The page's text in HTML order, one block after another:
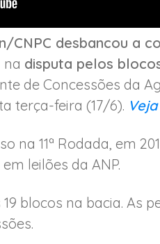
CNPC desbancou a
disputa pelos
de Concessões da
terça-feira (17/6).
na 11ª Rodada, em
leilões da ANP.
blocos na bacia. As